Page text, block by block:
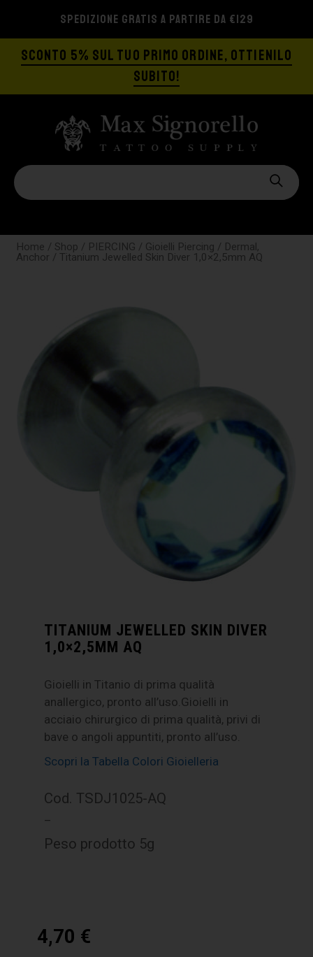
SPEDIZIONE GRATIS A PARTIRE DA €129
SCONTO 5% SUL TUO PRIMO ORDINE, OTTIENILO
SUBITO!
Home / Shop / PIERCING / Gioielli Piercing / Dermal,
Anchor / Titanium Jewelled Skin Diver 1,0×2,5mm AQ
TITANIUM JEWELLED SKIN DIVER
1,0×2,5MM AQ
Gioielli in Titanio di prima qualità
anallergico, pronto all’uso.Gioielli in
acciaio chirurgico di prima qualità, privi di
bave o angoli appuntiti, pronto all’uso.
Scopri la Tabella Colori Gioielleria
Cod. TSDJ1025-AQ
–
Peso prodotto 5g
4,70 €